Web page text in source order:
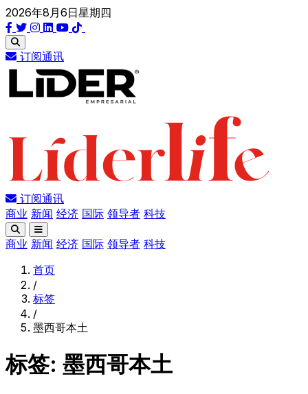
2026年8月6日星期四
订阅通讯
订阅通讯
商业 新闻 经济 国际 领导者 科技
商业 新闻 经济 国际 领导者 科技
首页
/
标签
/
墨西哥本土
标签: 墨西哥本土